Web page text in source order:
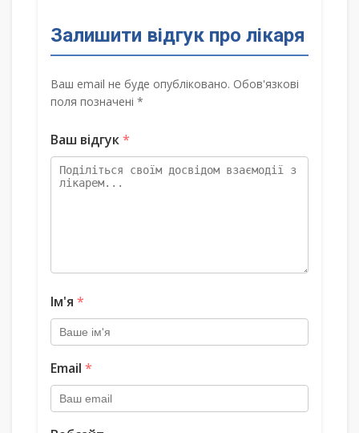
Залишити відгук про лікаря
Ваш email не буде опубліковано. Обов'язкові
поля позначені *
Ваш відгук*
Ім'я *
Email *